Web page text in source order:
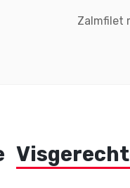
Zalmfilet